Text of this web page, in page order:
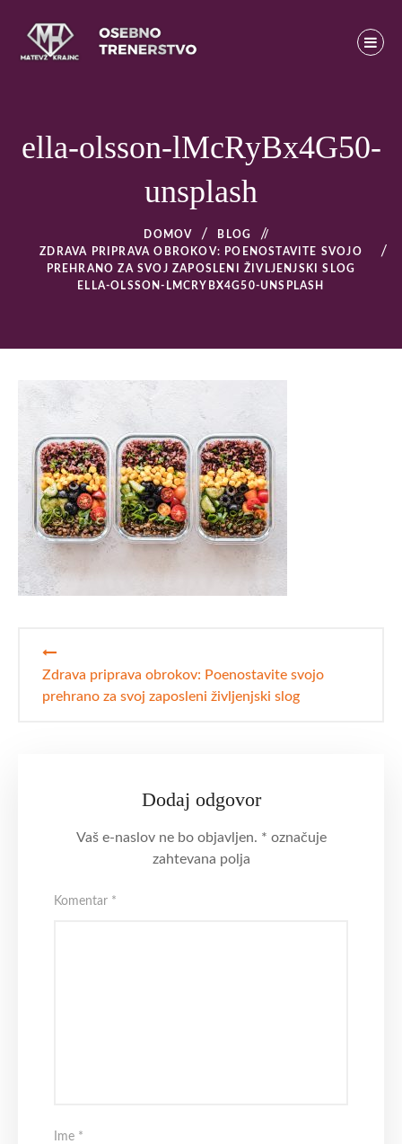
content
ella-olsson-lMcRyBx4G50-
unsplash
DOMOV BLOG
/
ZDRAVA PRIPRAVA OBROKOV: POENOSTAVITE SVOJO
PREHRANO ZA SVOJ ZAPOSLENI ŽIVLJENJSKI SLOG
ELLA-OLSSON-LMCRYBX4G50-UNSPLASH
prispevka
Zdrava priprava obrokov: Poenostavite svojo
prehrano za svoj zaposleni življenjski slog
Dodaj odgovor
Vaš e-naslov ne bo objavljen. * označuje
zahtevana polja
Komentar *
Ime *